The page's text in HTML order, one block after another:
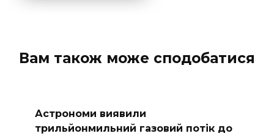
Вам також може сподобатися
Астрономи виявили
трильйонмильний газовий потік до